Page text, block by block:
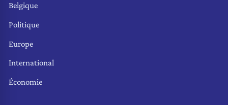
Belgique
Politique
Europe
International
Économie